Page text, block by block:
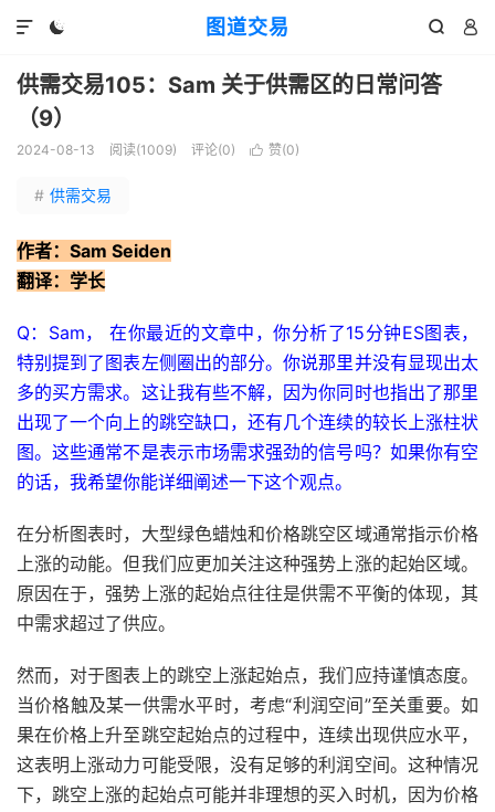
图道交易
  

供需交易105：Sam 关于供需区的日常问答
（9）
2024-08-13 阅读(1009) 评论(0)  赞(0)
# 供需交易
作者：Sam Seiden
翻译：学长
Q：Sam， 在你最近的文章中，你分析了15分钟ES图表，
特别提到了图表左侧圈出的部分。你说那里并没有显现出太
多的买方需求。这让我有些不解，因为你同时也指出了那里
出现了一个向上的跳空缺口，还有几个连续的较长上涨柱状
图。这些通常不是表示市场需求强劲的信号吗？如果你有空
的话，我希望你能详细阐述一下这个观点。
在分析图表时，大型绿色蜡烛和价格跳空区域通常指示价格
上涨的动能。但我们应更加关注这种强势上涨的起始区域。
原因在于，强势上涨的起始点往往是供需不平衡的体现，其
中需求超过了供应。
然而，对于图表上的跳空上涨起始点，我们应持谨慎态度。
当价格触及某一供需水平时，考虑“利润空间”至关重要。如
果在价格上升至跳空起始点的过程中，连续出现供应水平，
这表明上涨动力可能受限，没有足够的利润空间。这种情况
下，跳空上涨的起始点可能并非理想的买入时机，因为价格